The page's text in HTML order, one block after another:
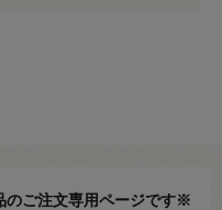
のご注文専用ページです※